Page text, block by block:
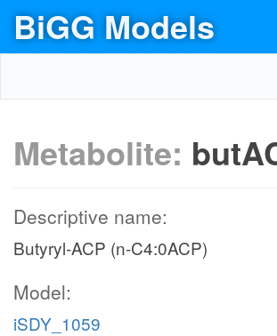
BiGG Models
Metabolite:
Descriptive name:
Butyryl-ACP (n-C4:0ACP)
Model:
iSDY_1059